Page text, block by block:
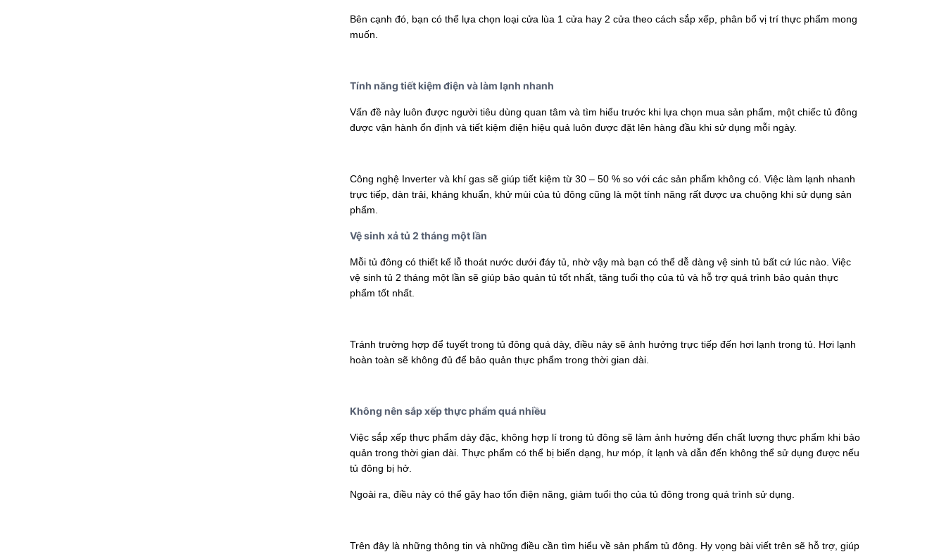
Bên cạnh đó, bạn có thể lựa chọn loại cửa lùa 1 cửa hay 2 cửa theo cách sắp xếp, phân bổ vị trí thực phẩm mong
muốn.
Tính năng tiết kiệm điện và làm lạnh nhanh
Vấn đề này luôn được người tiêu dùng quan tâm và tìm hiểu trước khi lựa chọn mua sản phẩm, một chiếc tủ đông
được vận hành ổn định và tiết kiệm điện hiệu quả luôn được đặt lên hàng đầu khi sử dụng mỗi ngày.
Công nghệ Inverter và khí gas sẽ giúp tiết kiệm từ 30 – 50 % so với các sản phẩm không có. Việc làm lạnh nhanh
trực tiếp, dàn trải, kháng khuẩn, khử mùi của tủ đông cũng là một tính năng rất được ưa chuộng khi sử dụng sản
phẩm.
Vệ sinh xả tủ 2 tháng một lần
Mỗi tủ đông có thiết kế lỗ thoát nước dưới đáy tủ, nhờ vậy mà bạn có thể dễ dàng vệ sinh tủ bất cứ lúc nào. Việc
vệ sinh tủ 2 tháng một lần sẽ giúp bảo quản tủ tốt nhất, tăng tuổi thọ của tủ và hỗ trợ quá trình bảo quản thực
phẩm tốt nhất.
Tránh trường hợp để tuyết trong tủ đông quá dày, điều này sẽ ảnh hưởng trực tiếp đến hơi lạnh trong tủ. Hơi lạnh
hoàn toàn sẽ không đủ để bảo quản thực phẩm trong thời gian dài.
Không nên sắp xếp thực phẩm quá nhiều
Việc sắp xếp thực phẩm dày đặc, không hợp lí trong tủ đông sẽ làm ảnh hưởng đến chất lượng thực phẩm khi bảo
quản trong thời gian dài. Thực phẩm có thể bị biến dạng, hư móp, ít lạnh và dẫn đến không thể sử dụng được nếu
tủ đông bị hở.
Ngoài ra, điều này có thể gây hao tốn điện năng, giảm tuổi thọ của tủ đông trong quá trình sử dụng.
Trên đây là những thông tin và những điều cần tìm hiểu về sản phẩm tủ đông. Hy vọng bài viết trên sẽ hỗ trợ, giúp